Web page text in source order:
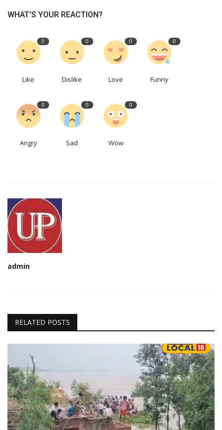
WHAT'S YOUR REACTION?
0
Like
0
Dislike
0
Love
0
Funny
0
Angry
0
Sad
0
Wow
admin
RELATED POSTS